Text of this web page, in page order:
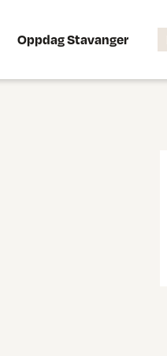
Oppdag Stavanger